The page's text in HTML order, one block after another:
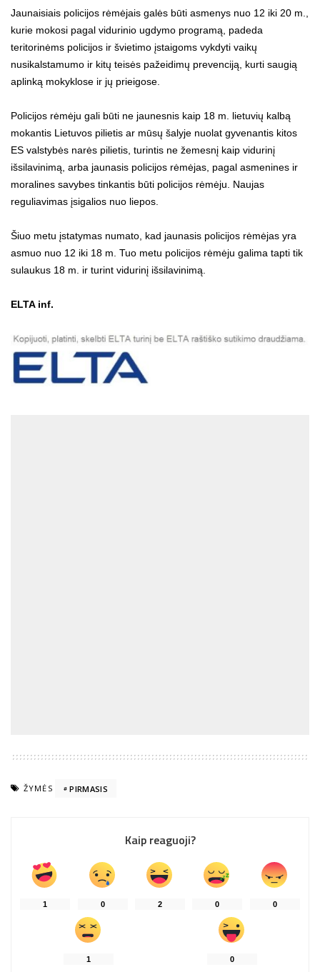
Jaunaisiais policijos rėmėjais galės būti asmenys nuo 12 iki 20 m.,
kurie mokosi pagal vidurinio ugdymo programą, padeda
teritorinėms policijos ir švietimo įstaigoms vykdyti vaikų
nusikalstamumo ir kitų teisės pažeidimų prevenciją, kurti saugią
aplinką mokyklose ir jų prieigose.
Policijos rėmėju gali būti ne jaunesnis kaip 18 m. lietuvių kalbą
mokantis Lietuvos pilietis ar mūsų šalyje nuolat gyvenantis kitos
ES valstybės narės pilietis, turintis ne žemesnį kaip vidurinį
išsilavinimą, arba jaunasis policijos rėmėjas, pagal asmenines ir
moralines savybes tinkantis būti policijos rėmėju. Naujas
reguliavimas įsigalios nuo liepos.
Šiuo metu įstatymas numato, kad jaunasis policijos rėmėjas yra
asmuo nuo 12 iki 18 m. Tuo metu policijos rėmėju galima tapti tik
sulaukus 18 m. ir turint vidurinį išsilavinimą.
ELTA inf.
ŽYMĖS PIRMASIS
Kaip reaguoji?
1 0 2 0 0
1 0